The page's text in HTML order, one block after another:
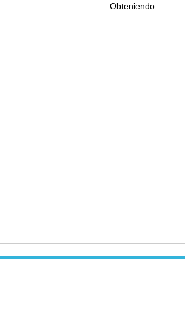
Obteniendo...